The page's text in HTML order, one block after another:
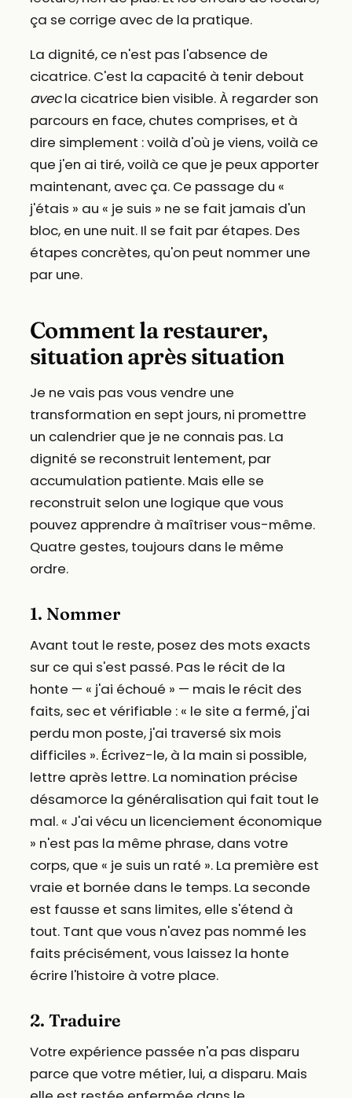
ça se corrige avec de la pratique.
La dignité, ce n'est pas l'absence de
cicatrice. C'est la capacité à tenir debout
avecla cicatrice bien visible. À regarder son
parcours en face, chutes comprises, et à
dire simplement : voilà d'où je viens, voilà ce
que j'en ai tiré, voilà ce que je peux apporter
maintenant, avec ça. Ce passage du «
j'étais » au « je suis » ne se fait jamais d'un
bloc, en une nuit. Il se fait par étapes. Des
étapes concrètes, qu'on peut nommer une
par une.
Comment la restaurer,
situation après situation
Je ne vais pas vous vendre une
transformation en sept jours, ni promettre
un calendrier que je ne connais pas. La
dignité se reconstruit lentement, par
accumulation patiente. Mais elle se
reconstruit selon une logique que vous
pouvez apprendre à maîtriser vous-même.
Quatre gestes, toujours dans le même
ordre.
1. Nommer
Avant tout le reste, posez des mots exacts
sur ce qui s'est passé. Pas le récit de la
honte — « j'ai échoué » — mais le récit des
faits, sec et vérifiable : « le site a fermé, j'ai
perdu mon poste, j'ai traversé six mois
difficiles ». Écrivez-le, à la main si possible,
lettre après lettre. La nomination précise
désamorce la généralisation qui fait tout le
mal. « J'ai vécu un licenciement économique
» n'est pas la même phrase, dans votre
corps, que « je suis un raté ». La première est
vraie et bornée dans le temps. La seconde
est fausse et sans limites, elle s'étend à
tout. Tant que vous n'avez pas nommé les
faits précisément, vous laissez la honte
écrire l'histoire à votre place.
2. Traduire
Votre expérience passée n'a pas disparu
parce que votre métier, lui, a disparu. Mais